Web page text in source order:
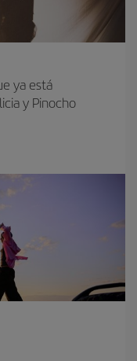
ya está
y Pinocho